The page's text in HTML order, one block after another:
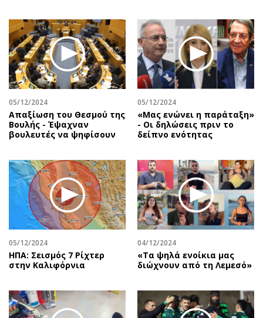
Ενέργεια
Ναυτιλία
Περιβάλλον
Ελλάδα
Κόσμος
Παράξενα
Πολιτισμός
Θέατρο-Χορός
Μουσική
Εικαστικά
Βιβλίο
Χειρόγραφα
Γυναίκα
Showbiz
Ταξίδια
Συνταγές
Έξοδος
Media
Εκπομπές
Podcasts
Uncut
Προσφορές
Προσωπικότητες στην ''Κ''
Επιστολές
05/12/2024
Απαξίωση του Θεσμού της
Βουλής - Έψαχναν
βουλευτές να ψηφίσουν
05/12/2024
«Μας ενώνει η παράταξη»
- Οι δηλώσεις πριν το
δείπνο ενότητας
05/12/2024
ΗΠΑ: Σεισμός 7 Ρίχτερ
στην Καλιφόρνια
04/12/2024
«Τα ψηλά ενοίκια μας
διώχνουν από τη Λεμεσό»